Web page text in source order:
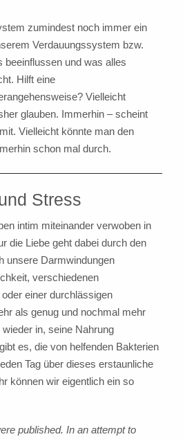
zumindest noch immer ein
Verdauungssystem bzw.
beeinflussen und was alles
Hilft eine
Vielleicht
glauben. Immerhin – scheint
Vielleicht könnte man den
schon mal durch.
Stress
intim miteinander verwoben in
die Liebe geht dabei durch den
unsere Darmwindungen
verschiedenen
einer durchlässigen
als genug und nochmal mehr
in, seine Nahrung
es, die von helfenden Bakterien
Tag über dieses erstaunliche
können wir eigentlich ein so
published. In an attempt to